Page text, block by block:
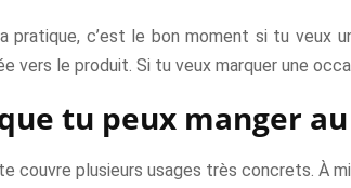
pratique, c’est le bon moment si tu veux
vers le produit. Si tu veux marquer une
tu peux manger
couvre plusieurs usages très concrets. À